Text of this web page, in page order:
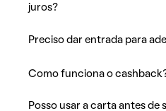
juros?
Preciso dar entrada para
Como funciona o
Posso usar a carta antes de